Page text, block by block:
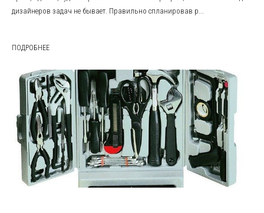
дизайнеров задач не бывает. Правильно спланировав р...
ПОДРОБНЕЕ